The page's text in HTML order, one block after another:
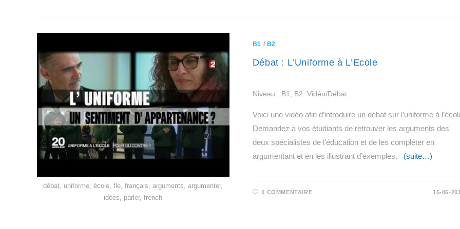
débat, uniforme, école, fle, français, arguments, argumenter,
idées, parler, french
B1 / B2
Débat : L’Uniforme à L’Ecole
Niveau : B1, B2. Vidéo/Débat.
Voici une vidéo afin d’introduire un débat sur l’uniforme à
Demandez à vos étudiants de retrouver les arguments des
deux spécialistes de l’éducation et de les compléter en
argumentant et en les illustrant d’exemples. (suite…)
0 COMMENTAIRE 15-06-